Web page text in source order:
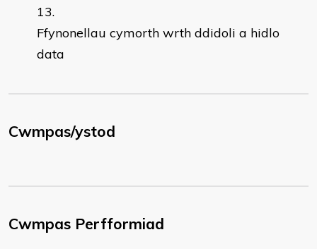
Ffynonellau cymorth wrth ddidoli a hidlo
data
Cwmpas/ystod
Cwmpas Perfformiad